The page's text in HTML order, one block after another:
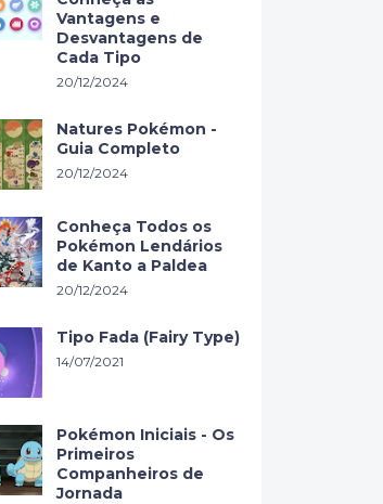
Vantagens e
Desvantagens de
Cada Tipo
20/12/2024
Natures Pokémon -
Guia Completo
20/12/2024
Conheça Todos os
Pokémon Lendários
de Kanto a Paldea
20/12/2024
Tipo Fada (Fairy Type)
14/07/2021
Pokémon Iniciais - Os
Primeiros
Companheiros de
Jornada